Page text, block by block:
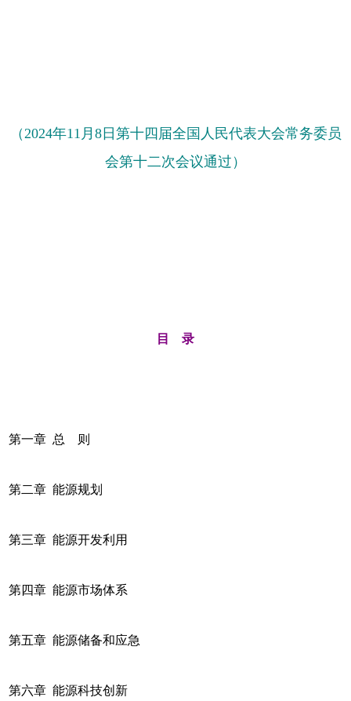
（2024年11月8日第十四届全国人民代表大会常务委员
会第十二次会议通过）
目 录
第一章 总 则
第二章 能源规划
第三章 能源开发利用
第四章 能源市场体系
第五章 能源储备和应急
第六章 能源科技创新